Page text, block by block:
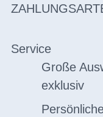
Service
Große
exklusiv